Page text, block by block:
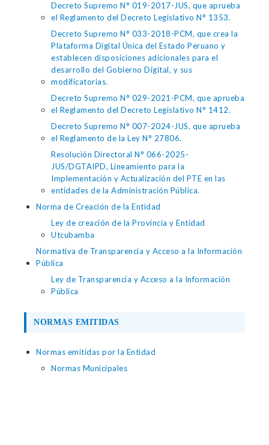
Decreto Supremo N° 019-2017-JUS, que aprueba
el Reglamento del Decreto Legislativo N° 1353.
Decreto Supremo N° 033-2018-PCM, que crea la
Plataforma Digital Única del Estado Peruano y
establecen disposiciones adicionales para el
desarrollo del Gobierno Digital, y sus
modificatorias.
Decreto Supremo N° 029-2021-PCM, que aprueba
el Reglamento del Decreto Legislativo N° 1412.
Decreto Supremo N° 007-2024-JUS, que aprueba
el Reglamento de la Ley N° 27806.
Resolución Directoral N° 066-2025-
JUS/DGTAIPD, Lineamiento para la
Implementación y Actualización del PTE en las
entidades de la Administración Pública.
Norma de Creación de la Entidad
Ley de creación de la Provincia y Entidad
Utcubamba
Normativa de Transparencia y Acceso a la Información
Pública
Ley de Transparencia y Acceso a la Información
Pública
NORMAS EMITIDAS
Normas emitidas por la Entidad
Normas Municipales